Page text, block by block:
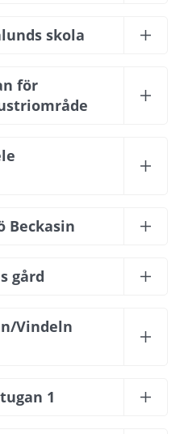
skola
för
Beckasin
gård
Vindeln
1